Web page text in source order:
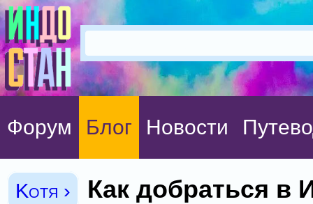
Форум Блог Новости
Kotя ›
Как добраться в